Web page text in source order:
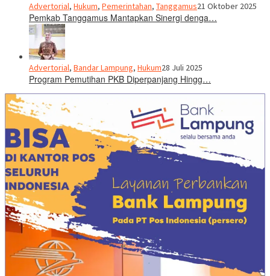
Advertorial, Hukum, Pemerintahan, Tanggamus21 Oktober 2025
Pemkab Tanggamus Mantapkan Sinergi denga…
Advertorial, Bandar Lampung, Hukum28 Juli 2025
Program Pemutihan PKB Diperpanjang Hingg…